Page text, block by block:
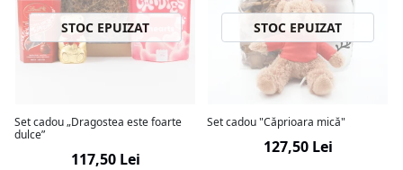
STOC EPUIZAT
Set cadou „Dragostea este foarte
dulce”
117,50 Lei
STOC EPUIZAT
Set cadou "Căprioara mică"
127,50 Lei